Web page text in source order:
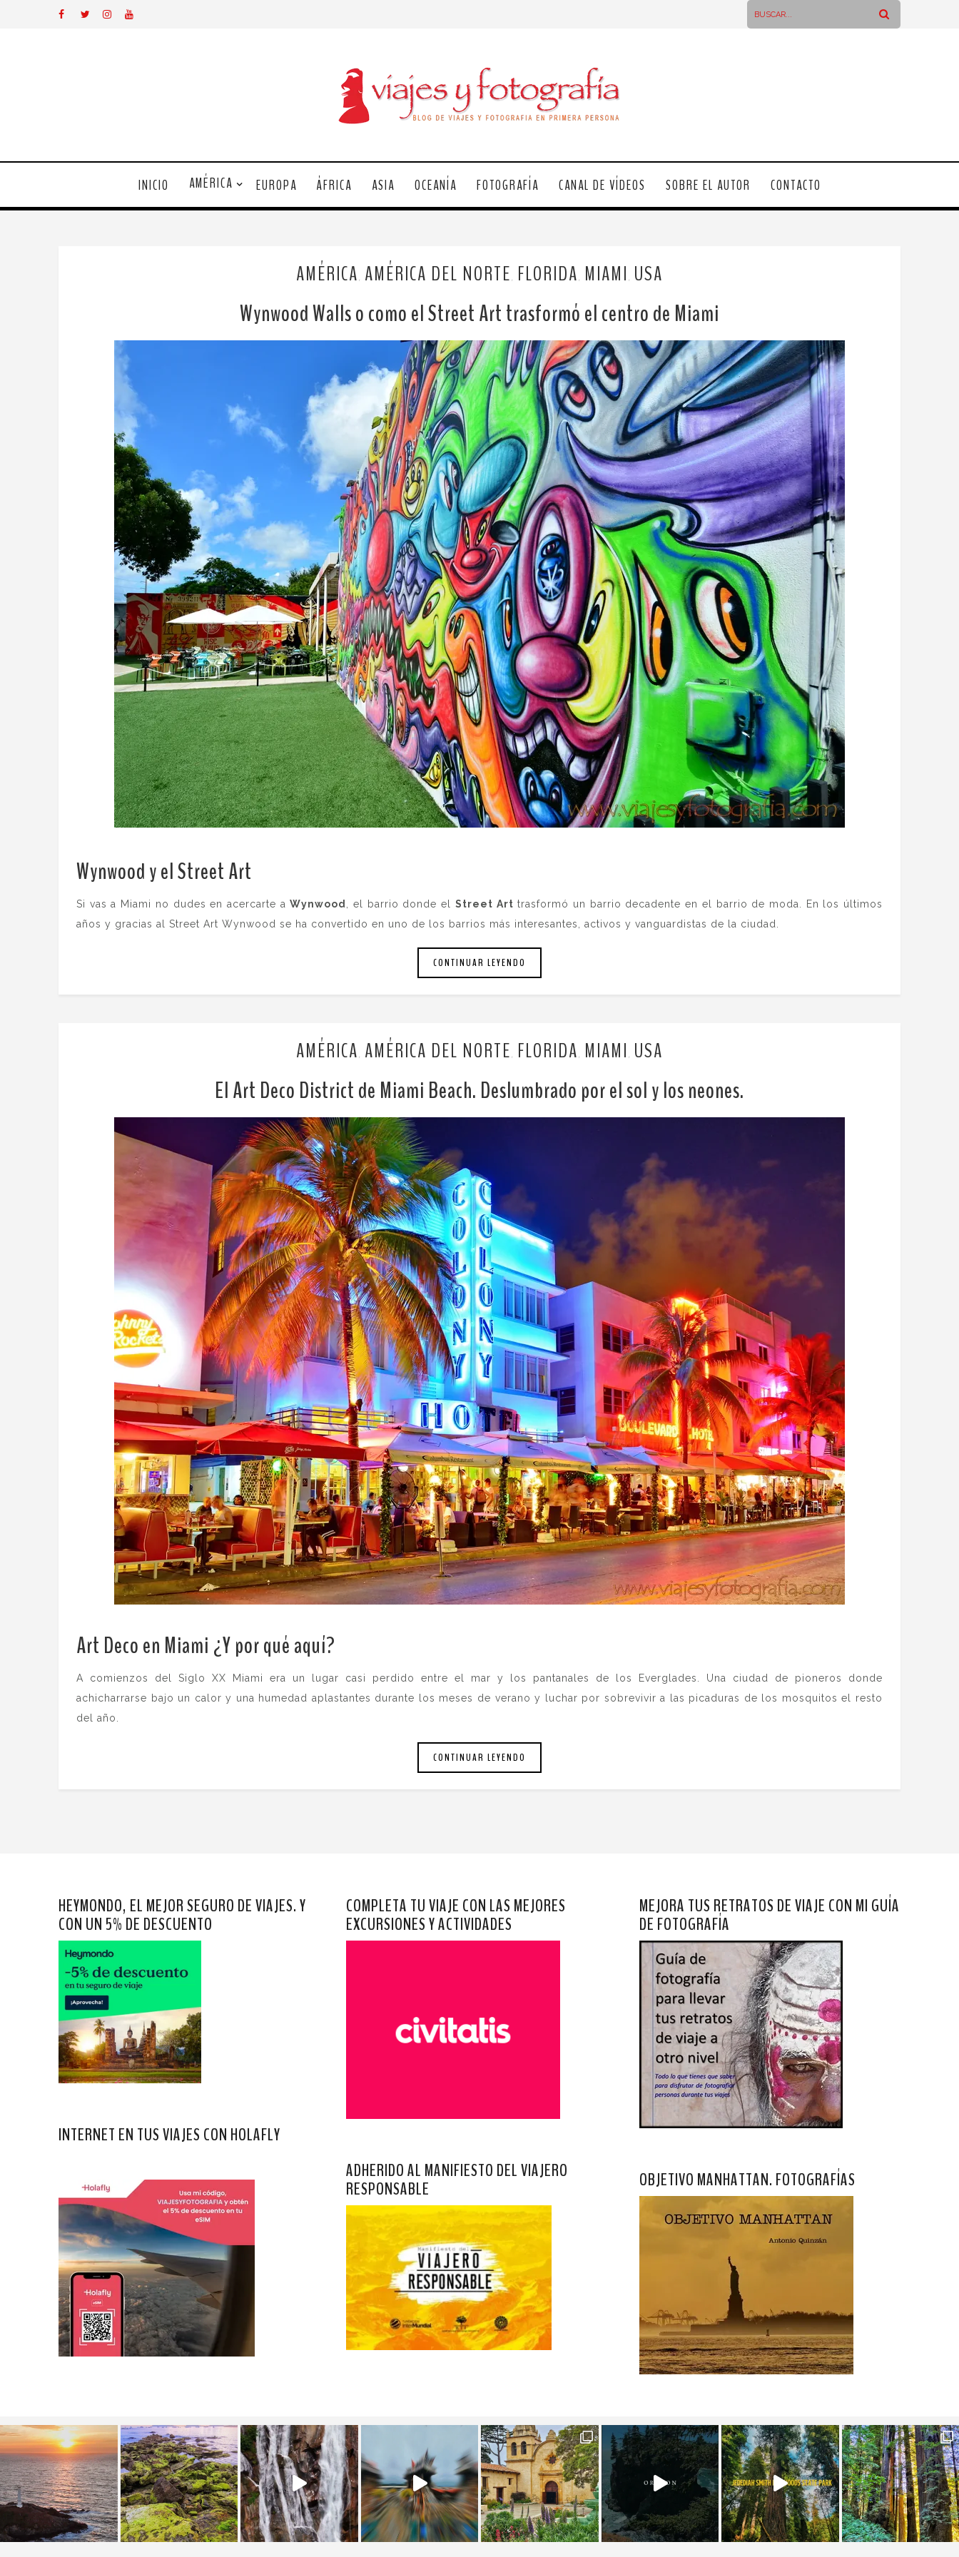
INICIO AMÉRICA EUROPA ÁFRICA ASIA OCEANÍA FOTOGRAFÍA CANAL DE VÍDEOS SOBRE EL AUTOR CONTACTO
AMÉRICA AMÉRICA DEL NORTE FLORIDA MIAMI USA
Wynwood Walls o como el Street Art trasformó el centro de Miami
Wynwood y el Street Art
Si vas a Miami no dudes en acercarte aWynwood , el barrio donde el Street Art trasformó un barrio decadente en el barrio de moda. En los últimos
años y gracias al Street Art Wynwood se ha convertido en uno de los barrios más interesantes, activos y vanguardistas de la ciudad.
CONTINUAR LEYENDO
AMÉRICA, AMÉRICA DEL NORTE, FLORIDA, MIAMI , USA
El Art Deco District de Miami Beach. Deslumbrado por el sol y los neones.
Art Deco en Miami ¿Y por qué aquí?
A comienzos del Siglo XX Miami era un lugar casi perdido entre el mar y los pantanales de los Everglades. Una ciudad de pioneros donde
achicharrarse bajo un calor y una humedad aplastantes durante los meses de verano y luchar por sobrevivir a las picaduras de los mosquitos el resto
del año.
CONTINUAR LEYENDO
HEYMONDO, EL MEJOR SEGURO DE VIAJES. Y
CON UN 5% DE DESCUENTO
INTERNET EN TUS VIAJES CON HOLAFLY
COMPLETA TU VIAJE CON LAS MEJORES
EXCURSIONES Y ACTIVIDADES
ADHERIDO AL MANIFIESTO DEL VIAJERO
RESPONSABLE
MEJORA TUS RETRATOS DE VIAJE CON MI GUÍA
DE FOTOGRAFÍA
OBJETIVO MANHATTAN. FOTOGRAFÍAS